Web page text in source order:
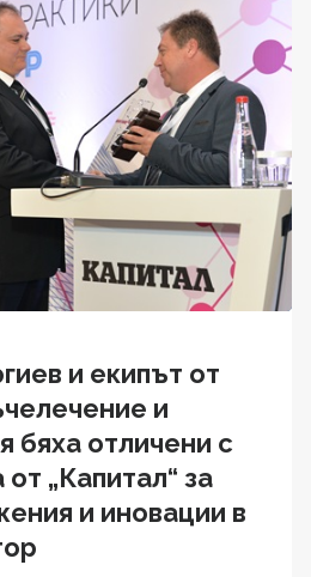
и екипът от
и
бяха отличени с
„Капитал“ за
и иновации в